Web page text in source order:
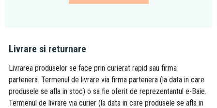
Livrare si returnare
Livrarea produselor se face prin curierat rapid sau firma
partenera. Termenul de livrare via firma partenera (la data in care
produsele se afla in stoc) o sa fie oferit de reprezentantul e-Baie.
Termenul de livrare via curier (la data in care produsele se afla in